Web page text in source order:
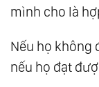
mình cho là
Nếu họ không
nếu họ đạt